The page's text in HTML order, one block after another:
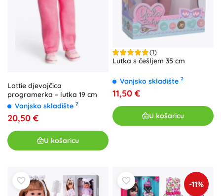
Lottie djevojčica
programerka – lutka 19 cm
Vanjsko skladište ?
20,50 €
U košaricu
(1)
Lutka s češljem 35 cm
Vanjsko skladište ?
11,50 €
U košaricu
-11%